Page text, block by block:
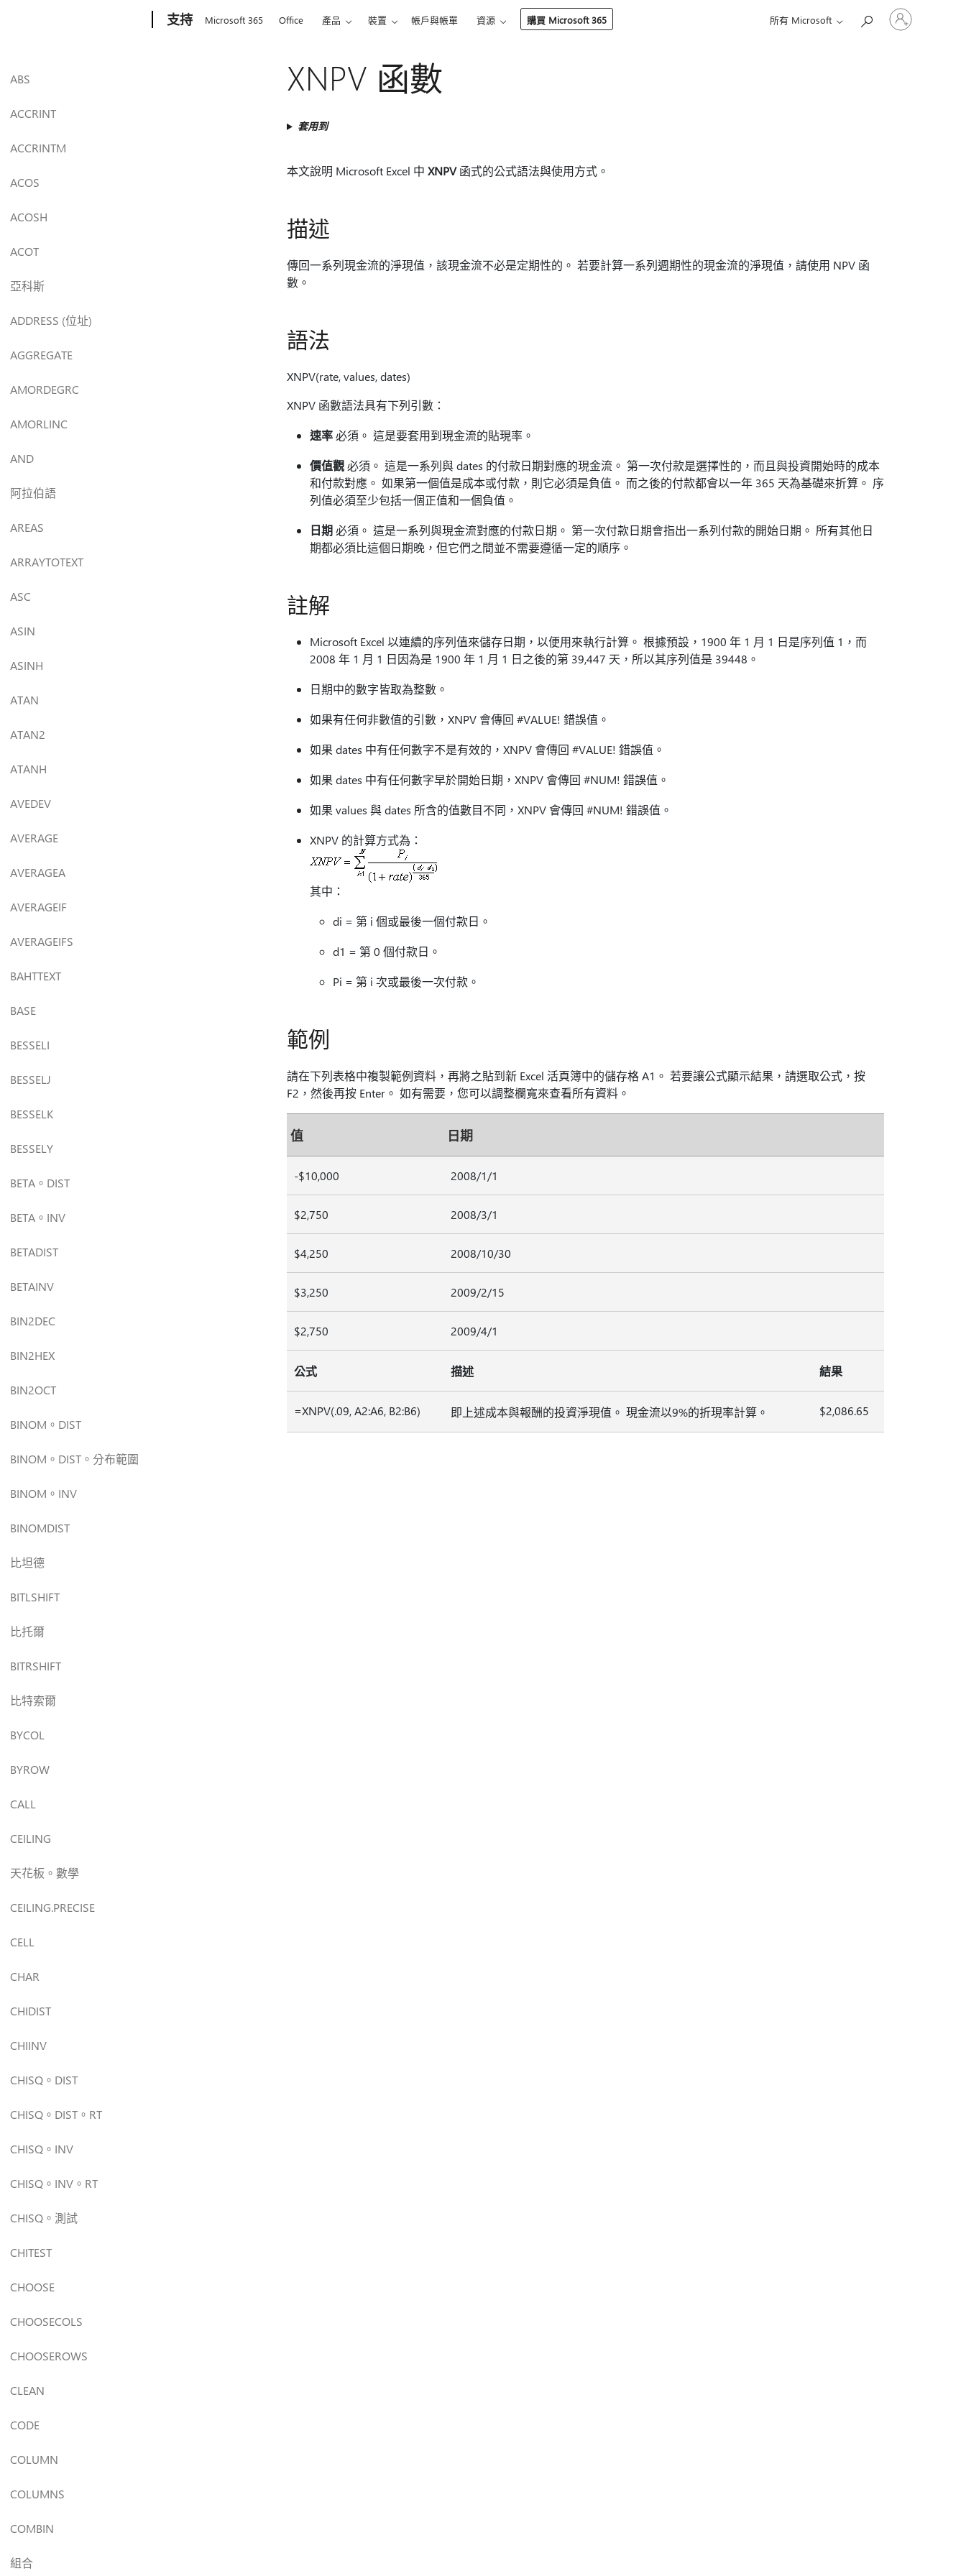
支持 Microsoft 365 Office 產品 裝置 帳戶與帳單 資源 購買 Microsoft 365 所有 Microsoft
登
入
ABS
ACCRINT
ACCRINTM
ACOS
ACOSH
ACOT
亞科斯
ADDRESS (位址)
AGGREGATE
AMORDEGRC
AMORLINC
AND
阿拉伯語
AREAS
ARRAYTOTEXT
ASC
ASIN
ASINH
ATAN
ATAN2
ATANH
AVEDEV
AVERAGE
AVERAGEA
AVERAGEIF
AVERAGEIFS
BAHTTEXT
BASE
BESSELI
BESSELJ
BESSELK
BESSELY
BETA。DIST
BETA。INV
BETADIST
BETAINV
BIN2DEC
BIN2HEX
BIN2OCT
BINOM。DIST
BINOM。DIST。分布範圍
BINOM。INV
BINOMDIST
比坦德
BITLSHIFT
比托爾
BITRSHIFT
比特索爾
BYCOL
BYROW
CALL
CEILING
天花板。數學
CEILING.PRECISE
CELL
CHAR
CHIDIST
CHIINV
CHISQ。DIST
CHISQ。DIST。RT
CHISQ。INV
CHISQ。INV。RT
CHISQ。測試
CHITEST
CHOOSE
CHOOSECOLS
CHOOSEROWS
CLEAN
CODE
COLUMN
COLUMNS
COMBIN
組合
XNPV 函數
套用到
本文說明 Microsoft Excel 中 XNPV函式的公式語法與使用方式。
描述
傳回一系列現金流的淨現值，該現金流不必是定期性的。 若要計算一系列週期性的現金流的淨現值，請使用 NPV 函
數。
語法
XNPV(rate, values, dates)
XNPV 函數語法具有下列引數：
速率必須。 這是要套用到現金流的貼現率。
價值觀必須。 這是一系列與 dates 的付款日期對應的現金流。 第一次付款是選擇性的，而且與投資開始時的成本
和付款對應。 如果第一個值是成本或付款，則它必須是負值。 而之後的付款都會以一年 365 天為基礎來折算。 序
列值必須至少包括一個正值和一個負值。
日期必須。 這是一系列與現金流對應的付款日期。 第一次付款日期會指出一系列付款的開始日期。 所有其他日
期都必須比這個日期晚，但它們之間並不需要遵循一定的順序。
註解
Microsoft Excel 以連續的序列值來儲存日期，以便用來執行計算。 根據預設，1900 年 1 月 1 日是序列值 1，而
2008 年 1 月 1 日因為是 1900 年 1 月 1 日之後的第 39,447 天，所以其序列值是 39448。
日期中的數字皆取為整數。
如果有任何非數值的引數，XNPV 會傳回 #VALUE! 錯誤值。
如果 dates 中有任何數字不是有效的，XNPV 會傳回 #VALUE! 錯誤值。
如果 dates 中有任何數字早於開始日期，XNPV 會傳回 #NUM! 錯誤值。
如果 values 與 dates 所含的值數目不同，XNPV 會傳回 #NUM! 錯誤值。
XNPV 的計算方式為：
其中：
di = 第 i 個或最後一個付款日。
d1 = 第 0 個付款日。
Pi = 第 i 次或最後一次付款。
範例
請在下列表格中複製範例資料，再將之貼到新 Excel 活頁簿中的儲存格 A1。 若要讓公式顯示結果，請選取公式，按
F2，然後再按 Enter。 如有需要，您可以調整欄寬來查看所有資料。
值 日期
-$10,000 2008/1/1
$2,750 2008/3/1
$4,250 2008/10/30
$3,250 2009/2/15
$2,750 2009/4/1
公式 描述 結果
=XNPV(.09, A2:A6, B2:B6) 即上述成本與報酬的投資淨現值。 現金流以9%的折現率計算。 $2,086.65